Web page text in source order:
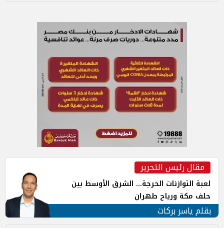
مقال رئيس التحرير
لعبة التوازنات الحرجة... الشرق الأوسط بين
حلف مكة ورياح طهران
بقلم ياسر بركات